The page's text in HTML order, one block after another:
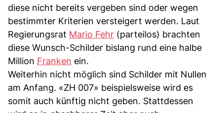
diese nicht bereits vergeben sind oder wegen
bestimmter Kriterien versteigert werden. Laut
Regierungsrat Mario Fehr (parteilos) brachten
diese Wunsch-Schilder bislang rund eine halbe
Million Franken ein.
Weiterhin nicht möglich sind Schilder mit Nullen
am Anfang. «ZH 007» beispielsweise wird es
somit auch künftig nicht geben. Stattdessen